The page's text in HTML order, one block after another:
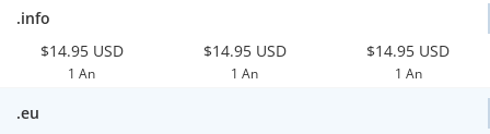
.info
$14.95 USD
1 An
$14.95 USD
1 An
$14.95 USD
1 An
.eu